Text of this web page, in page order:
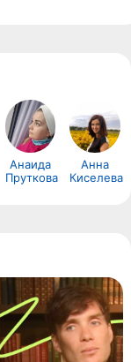
Анаида
Пруткова
Анна
Киселева